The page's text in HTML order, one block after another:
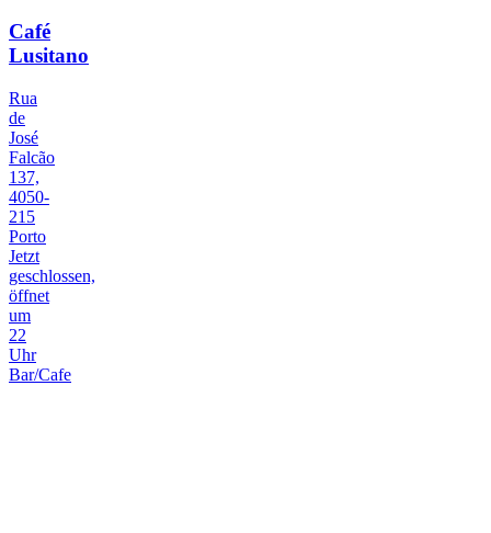
Café
Lusitano
Rua
de
José
Falcão
137,
4050-
215
Porto
Jetzt
geschlossen,
öffnet
um
22
Uhr
Bar/Cafe